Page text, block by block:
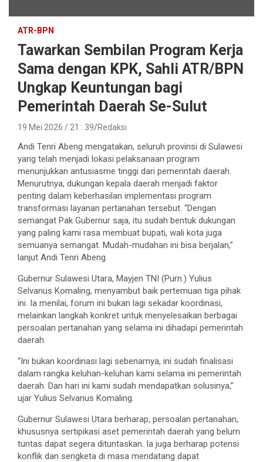
ATR-BPN
Tawarkan Sembilan Program Kerja
Sama dengan KPK, Sahli ATR/BPN
Ungkap Keuntungan bagi
Pemerintah Daerah Se-Sulut
19 Mei 2026 / 21 : 39 Redaksi
Andi Tenri Abeng mengatakan, seluruh provinsi di Sulawesi
yang telah menjadi lokasi pelaksanaan program
menunjukkan antusiasme tinggi dari pemerintah daerah.
Menurutnya, dukungan kepala daerah menjadi faktor
penting dalam keberhasilan implementasi program
transformasi layanan pertanahan tersebut. “Dengan
semangat Pak Gubernur saja, itu sudah bentuk dukungan
yang paling kami rasa membuat bupati, wali kota juga
semuanya semangat. Mudah-mudahan ini bisa berjalan,”
lanjut Andi Tenri Abeng.
Gubernur Sulawesi Utara, Mayjen TNI (Purn.) Yulius
Selvanus Komaling, menyambut baik pertemuan tiga pihak
ini. Ia menilai, forum ini bukan lagi sekadar koordinasi,
melainkan langkah konkret untuk menyelesaikan berbagai
persoalan pertanahan yang selama ini dihadapi pemerintah
daerah.
“Ini bukan koordinasi lagi sebenarnya, ini sudah finalisasi
dalam rangka keluhan-keluhan kami selama ini pemerintah
daerah. Dan hari ini kami sudah mendapatkan solusinya,”
ujar Yulius Selvanus Komaling.
Gubernur Sulawesi Utara berharap, persoalan pertanahan,
khususnya sertipikasi aset pemerintah daerah yang belum
tuntas dapat segera dituntaskan. Ia juga berharap potensi
konflik dan sengketa di masa mendatang dapat